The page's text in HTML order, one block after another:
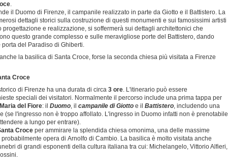
.
il Duomo di Firenze, il campanile realizzato in parte da Giotto e il Battistero. La
dettagli storici sulla costruzione di questi monumenti e sui famosissimi artisti
progettazione e realizzazione, si soffermerà sui dettagli architettonici che
questo grande complesso e sulle meravigliose porte del Battistero, dando
del Paradiso di Ghiberti.
la basilica di Santa Croce, forse la seconda chiesa più visitata a Firenze
Croce
di Firenze ha una durata di circa 3 ore. L'itinerario può essere
speciali dei visitatori. Normalmente il percorso include una prima tappa per
del Fiore: il Duomo, il campanile di Giotto e il Battistero, includendo una
(se l'ingresso non è troppo affollato. L'ingresso in Duomo infatti non è prenotabile
a lungo per entrare).
Croce per ammirare la splendida chiesa omonima, una delle massime
opera di Arnolfo di Cambio. La basilica è molto visitata anche
di grandi esponenti della cultura italiana tra cui: Michelangelo, Vittorio Alfieri,